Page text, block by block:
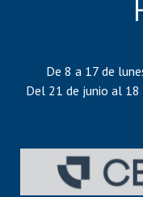
De 8 a 17 de
Del 21 de junio al 18